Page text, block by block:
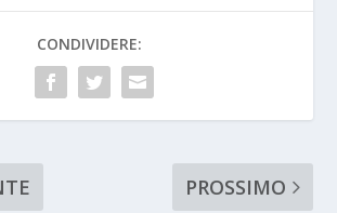
CONDIVIDERE:
PROSSIMO